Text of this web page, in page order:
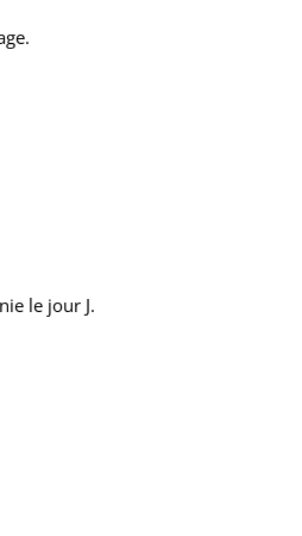
le jour J.